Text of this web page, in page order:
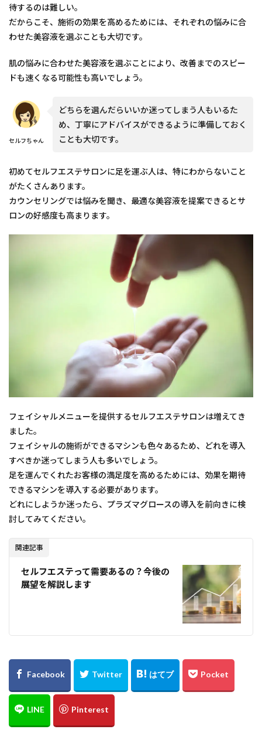
待するのは難しい。
だからこそ、施術の効果を高めるためには、それぞれの悩みに合
わせた美容液を選ぶことも大切です。
肌の悩みに合わせた美容液を選ぶことにより、改善までのスピー
ドも速くなる可能性も高いでしょう。
セルフちゃん
どちらを選んだらいいか迷ってしまう人もいるた
め、丁寧にアドバイスができるように準備しておく
ことも大切です。
初めてセルフエステサロンに足を運ぶ人は、特にわからないこと
がたくさんあります。
カウンセリングでは悩みを聞き、最適な美容液を提案できるとサ
ロンの好感度も高まります。
フェイシャルメニューを提供するセルフエステサロンは増えてき
ました。
フェイシャルの施術ができるマシンも色々あるため、どれを導入
すべきか迷ってしまう人も多いでしょう。
足を運んでくれたお客様の満足度を高めるためには、効果を期待
できるマシンを導入する必要があります。
どれにしようか迷ったら、プラズマグロースの導入を前向きに検
討してみてください。
関連記事
セルフエステって需要あるの？今後の
展望を解説します